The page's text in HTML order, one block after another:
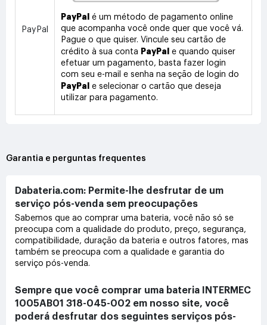
PayPal
PayPal
é um método de pagamento online
que acompanha você onde quer que você vá.
Pague o que quiser. Vincule seu cartão de
crédito à sua conta PayPal
e quando quiser
efetuar um pagamento, basta fazer login
com seu e-mail e senha na seção de login do
PayPal
e selecionar o cartão que deseja
utilizar para pagamento.
Garantia e perguntas frequentes
Dabateria.com: Permite-lhe desfrutar de um
serviço pós-venda sem preocupações
Sabemos que ao comprar uma bateria, você não só se
preocupa com a qualidade do produto, preço, segurança,
compatibilidade, duração da bateria e outros fatores, mas
também se preocupa com a qualidade e garantia do
serviço pós-venda.
Sempre que você comprar uma bateria INTERMEC
1005AB01 318-045-002 em nosso site, você
poderá desfrutar dos seguintes serviços pós-